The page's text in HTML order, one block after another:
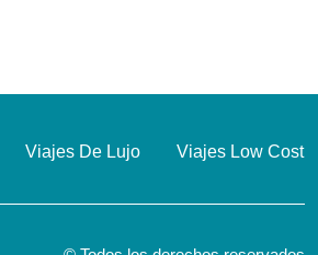
Viajes De Lujo Viajes Low Cost